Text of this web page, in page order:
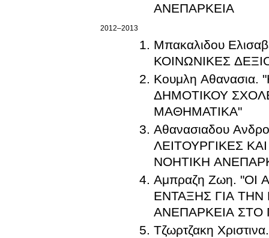
ΑΝΕΠΑΡΚΕΙΑ
2012–2013
Μπακαλιδου
ΚΟΙΝΩΝΙΚΕΣ
Κουμλη
ΔΗΜΟΤΙΚΟΥ
ΜΑΘΗΜΑΤΙΚΑ"
Αθανασιαδου
ΛΕΙΤΟΥΡΓΙΚΕΣ
ΝΟΗΤΙΚΗ
Αμπραζη Ζωη.
ΕΝΤΑΞΗΣ ΓΙΑ
ΑΝΕΠΑΡΚΕΙΑ ΣΤΟ
Τζωρτζακη